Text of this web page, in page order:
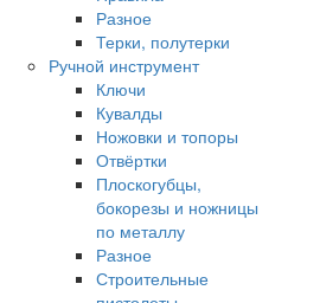
Разное
Терки, полутерки
Ручной инструмент
Ключи
Кувалды
Ножовки и топоры
Отвёртки
Плоскогубцы,
бокорезы и ножницы
по металлу
Разное
Строительные